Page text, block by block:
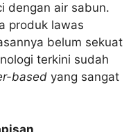
dengan air sabun.
produk lawas
belum sekuat
terkini sudah
based yang sangat